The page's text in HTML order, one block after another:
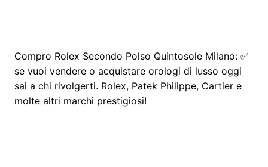
Compro Rolex Secondo Polso Quintosole Milano: ✅
se vuoi vendere o acquistare orologi di lusso oggi
sai a chi rivolgerti. Rolex, Patek Philippe, Cartier e
molte altri marchi prestigiosi!